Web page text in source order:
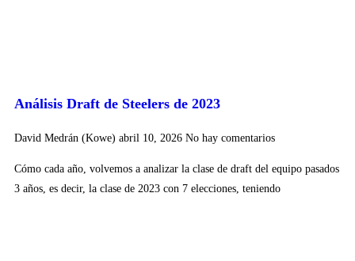
Análisis Draft de Steelers de 2023
David Medrán (Kowe) abril 10, 2026 No hay comentarios
Cómo cada año, volvemos a analizar la clase de draft del equipo pasados
3 años, es decir, la clase de 2023 con 7 elecciones, teniendo